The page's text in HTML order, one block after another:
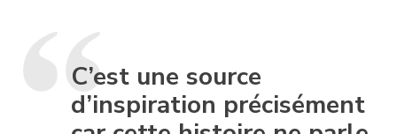
C’est une source
d’inspiration précisément